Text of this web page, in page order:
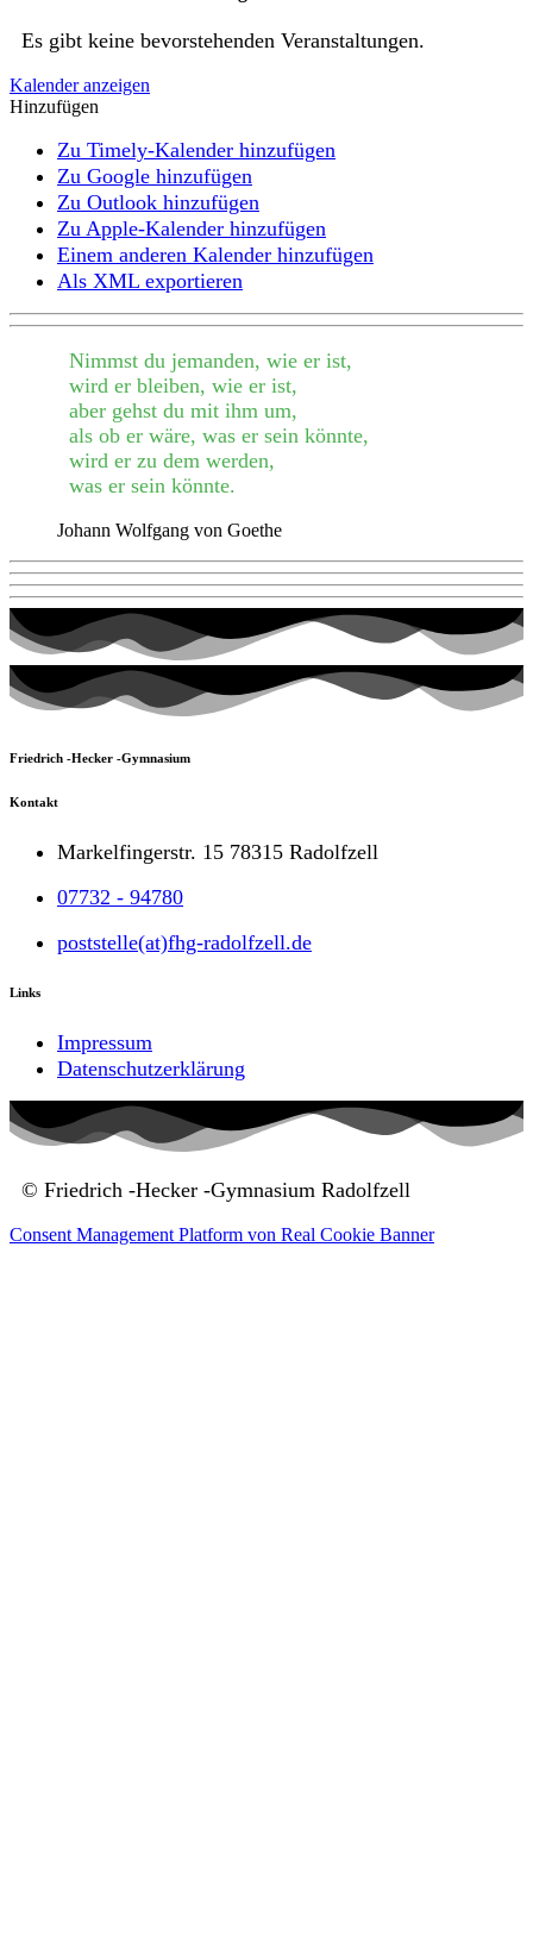
Es gibt keine bevorstehenden Veranstaltungen.
Kalender anzeigen
Hinzufügen
Zu Timely-Kalender hinzufügen
Zu Google hinzufügen
Zu Outlook hinzufügen
Zu Apple-Kalender hinzufügen
Einem anderen Kalender hinzufügen
Als XML exportieren
Nimmst du jemanden, wie er ist,
wird er bleiben, wie er ist,
aber gehst du mit ihm um,
als ob er wäre, was er sein könnte,
wird er zu dem werden,
was er sein könnte.
Johann Wolfgang von Goethe
Friedrich -Hecker -Gymnasium
Kontakt
Markelfingerstr. 15 78315 Radolfzell
07732 - 94780
poststelle(at)fhg-radolfzell.de
Links
Impressum
Datenschutzerklärung
© Friedrich -Hecker -Gymnasium Radolfzell
Consent Management Platform von Real Cookie Banner